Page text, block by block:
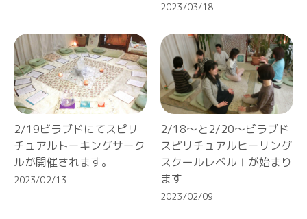
2023/03/18
2/19ビラブドにてスピリ
チュアルトーキングサーク
ルが開催されます。
2023/02/13
2/18～と2/20～ビラブド
スピリチュアルヒーリング
スクールレベルⅠが始まり
ます
2023/02/09